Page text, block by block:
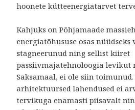
hoonete kütteenergiatarvet
Kahjuks on Põhjamaade
energiatõhususe osas nüüdseks
stagneerunud ning sellist kiiret
passiivmajatehnoloogia levikut
Saksamaal, ei ole siin
arhitektuursed lahendused ei
tervikuga enamasti piisavalt